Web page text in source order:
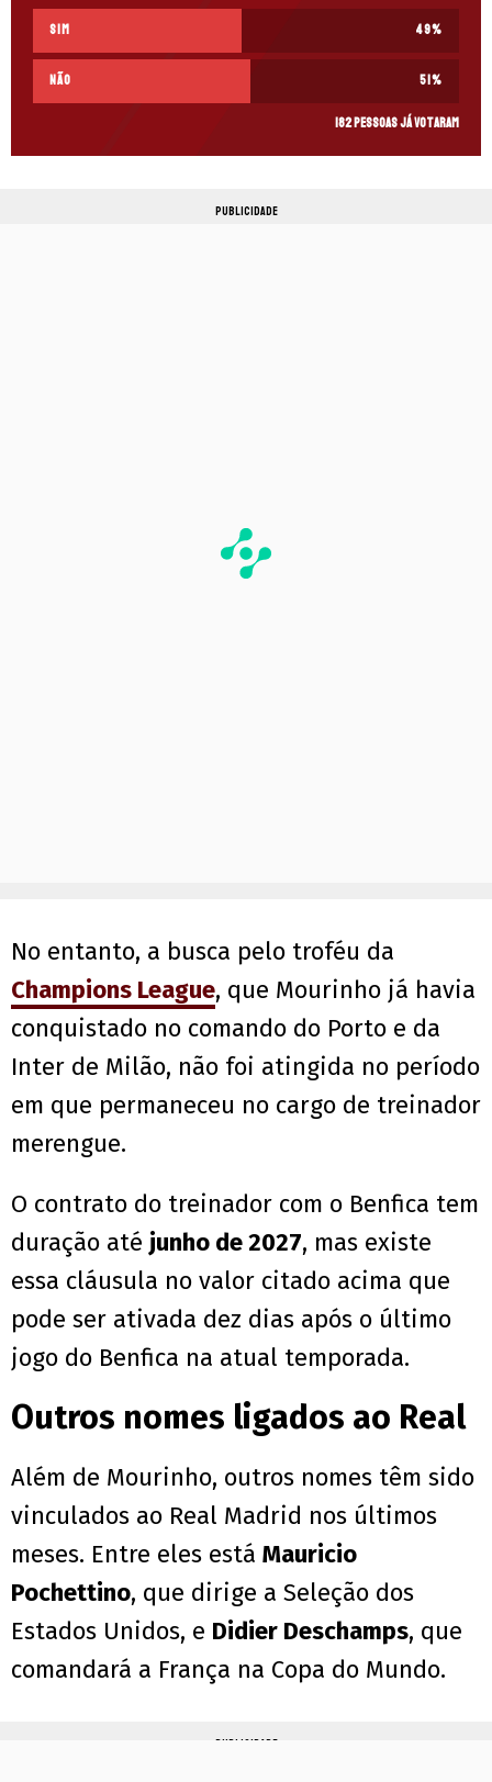
Sim 49%
não 51%
182 pessoas já votaram
PUBLICIDADE
No entanto, a busca pelo troféu da
Champions League, que Mourinho já havia
conquistado no comando do Porto e da
Inter de Milão, não foi atingida no período
em que permaneceu no cargo de treinador
merengue.
O contrato do treinador com o Benfica tem
duração até junho de 2027, mas existe
essa cláusula no valor citado acima que
pode ser ativada dez dias após o último
jogo do Benfica na atual temporada.
Outros nomes ligados ao Real
Além de Mourinho, outros nomes têm sido
vinculados ao Real Madrid nos últimos
meses. Entre eles está Mauricio
Pochettino, que dirige a Seleção dos
Estados Unidos, e Didier Deschamps, que
comandará a França na Copa do Mundo.
PUBLICIDADE